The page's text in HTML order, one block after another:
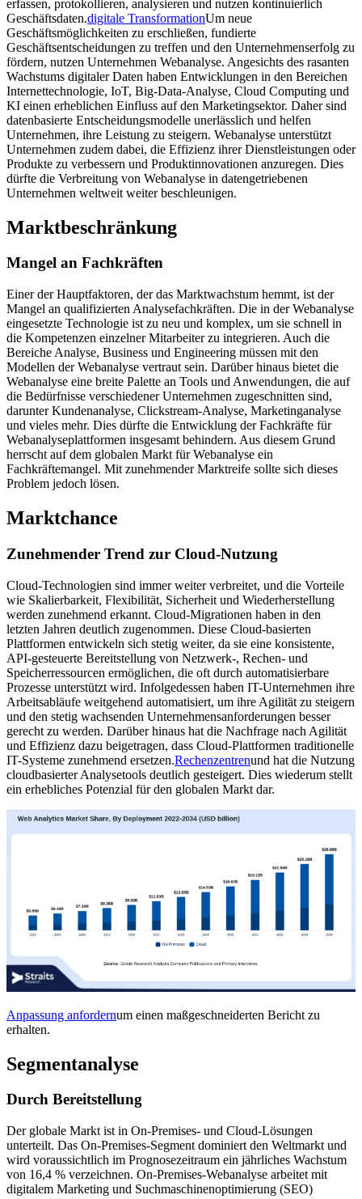
erfassen, protokollieren, analysieren und nutzen kontinuierlich
Geschäftsdaten.digitale TransformationUm neue
Geschäftsmöglichkeiten zu erschließen, fundierte
Geschäftsentscheidungen zu treffen und den Unternehmenserfolg zu
fördern, nutzen Unternehmen Webanalyse. Angesichts des rasanten
Wachstums digitaler Daten haben Entwicklungen in den Bereichen
Internettechnologie, IoT, Big-Data-Analyse, Cloud Computing und
KI einen erheblichen Einfluss auf den Marketingsektor. Daher sind
datenbasierte Entscheidungsmodelle unerlässlich und helfen
Unternehmen, ihre Leistung zu steigern. Webanalyse unterstützt
Unternehmen zudem dabei, die Effizienz ihrer Dienstleistungen oder
Produkte zu verbessern und Produktinnovationen anzuregen. Dies
dürfte die Verbreitung von Webanalyse in datengetriebenen
Unternehmen weltweit weiter beschleunigen.
Marktbeschränkung
Mangel an Fachkräften
Einer der Hauptfaktoren, der das Marktwachstum hemmt, ist der
Mangel an qualifizierten Analysefachkräften. Die in der Webanalyse
eingesetzte Technologie ist zu neu und komplex, um sie schnell in
die Kompetenzen einzelner Mitarbeiter zu integrieren. Auch die
Bereiche Analyse, Business und Engineering müssen mit den
Modellen der Webanalyse vertraut sein. Darüber hinaus bietet die
Webanalyse eine breite Palette an Tools und Anwendungen, die auf
die Bedürfnisse verschiedener Unternehmen zugeschnitten sind,
darunter Kundenanalyse, Clickstream-Analyse, Marketinganalyse
und vieles mehr. Dies dürfte die Entwicklung der Fachkräfte für
Webanalyseplattformen insgesamt behindern. Aus diesem Grund
herrscht auf dem globalen Markt für Webanalyse ein
Fachkräftemangel. Mit zunehmender Marktreife sollte sich dieses
Problem jedoch lösen.
Marktchance
Zunehmender Trend zur Cloud-Nutzung
Cloud-Technologien sind immer weiter verbreitet, und die Vorteile
wie Skalierbarkeit, Flexibilität, Sicherheit und Wiederherstellung
werden zunehmend erkannt. Cloud-Migrationen haben in den
letzten Jahren deutlich zugenommen. Diese Cloud-basierten
Plattformen entwickeln sich stetig weiter, da sie eine konsistente,
API-gesteuerte Bereitstellung von Netzwerk-, Rechen- und
Speicherressourcen ermöglichen, die oft durch automatisierbare
Prozesse unterstützt wird. Infolgedessen haben IT-Unternehmen ihre
Arbeitsabläufe weitgehend automatisiert, um ihre Agilität zu steigern
und den stetig wachsenden Unternehmensanforderungen besser
gerecht zu werden. Darüber hinaus hat die Nachfrage nach Agilität
und Effizienz dazu beigetragen, dass Cloud-Plattformen traditionelle
IT-Systeme zunehmend ersetzen.Rechenzentrenund hat die Nutzung
cloudbasierter Analysetools deutlich gesteigert. Dies wiederum stellt
ein erhebliches Potenzial für den globalen Markt dar.
Anpassung anfordernum einen maßgeschneiderten Bericht zu
erhalten.
Segmentanalyse
Durch Bereitstellung
Der globale Markt ist in On-Premises- und Cloud-Lösungen
unterteilt. Das On-Premises-Segment dominiert den Weltmarkt und
wird voraussichtlich im Prognosezeitraum ein jährliches Wachstum
von 16,4 % verzeichnen. On-Premises-Webanalyse arbeitet mit
digitalem Marketing und Suchmaschinenoptimierung (SEO)